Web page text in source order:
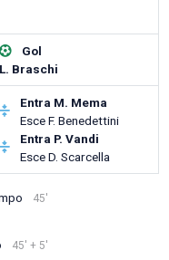
Gol
L. Braschi
Entra M. Mema
EsceF. Benedettini
Entra P. Vandi
EsceD. Scarcella
45'
45' + 5'